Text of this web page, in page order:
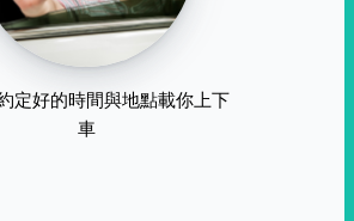
定好的時間與地點載你上下
車